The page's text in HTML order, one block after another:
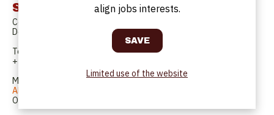
Solliciteren
Contactpersoon bij de sollicitatie:
Dogan Ali
Telefoonnummer:
+3247168885
Mailadres voor sollicitatie:
Alidogan70@hotmail.com
Of via de button onderaan deze advertentie
align jobs interests.
Limited use of the website